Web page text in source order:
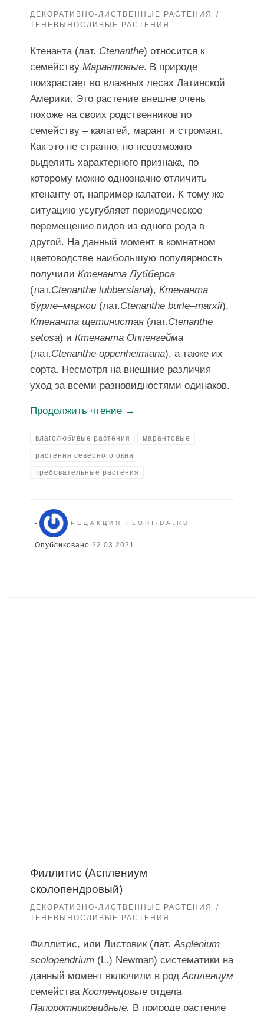
ДЕКОРАТИВНО-ЛИСТВЕННЫЕ РАСТЕНИЯ
ТЕНЕВЫНОСЛИВЫЕ РАСТЕНИЯ
Ктенанта (лат. Ctenanthe) относится к
семействуМарантовые. В природе
поизрастает во влажных лесах Латинской
Америки. Это растение внешне очень
похоже на своих родственников по
семейству – калатей, марант и стромант.
Как это не странно, но невозможно
выделить характерного признака, по
которому можно однозначно отличить
ктенанту от, например калатеи. К тому же
ситуацию усугубляет периодическое
перемещение видов из одного рода в
другой. На данный момент в комнатном
цветоводстве наибольшую популярность
получилиКтенанта Лубберса
(лат.Ctenanthe lubbersiana),Ктенанта
бурле–маркси (лат.Ctenanthe burle–marxii),
Ктенанта щетинистая (лат.Ctenanthe
setosa) иКтенанта Оппенгейма
(лат.Ctenanthe oppenheimiana), а также их
сорта. Несмотря на внешние различия
уход за всеми разновидностями одинаков.
Продолжить чтение →
влаголюбивые растения марантовые
растения северного окна
требовательные растения
- РЕДАКЦИЯ FLORI-DA.RU
Опубликовано22.03.2021
Филлитис (Асплениум
сколопендровый)
ДЕКОРАТИВНО-ЛИСТВЕННЫЕ РАСТЕНИЯ
ТЕНЕВЫНОСЛИВЫЕ РАСТЕНИЯ
Филлитис, или Листовик (лат.Asplenium
scolopendrium (L.) Newman) систематики на
данный момент включили в родАсплениум
семействаКостенцовые отдела
Папоротниковидные. В природе растение